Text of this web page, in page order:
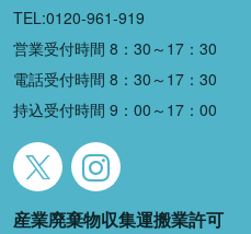
TEL:0120-961-919
営業受付時間 8：30～17：30
電話受付時間 8：30～17：30
持込受付時間 9：00～17：00
産業廃棄物収集運搬業許可